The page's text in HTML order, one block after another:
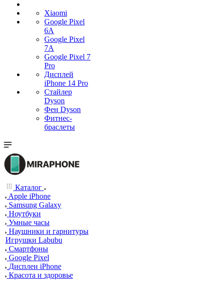
Xiaomi
Google Pixel
6A
Google Pixel
7А
Google Pixel 7
Pro
Дисплей
iPhone 14 Pro
Стайлер
Dyson
Фен Dyson
Фитнес-
браслеты
Каталог
Apple iPhone
Samsung Galaxy
Ноутбуки
Умные часы
Наушники и гарнитуры
Игрушки Labubu
Смартфоны
Google Pixel
Дисплеи iPhone
Красота и здоровье